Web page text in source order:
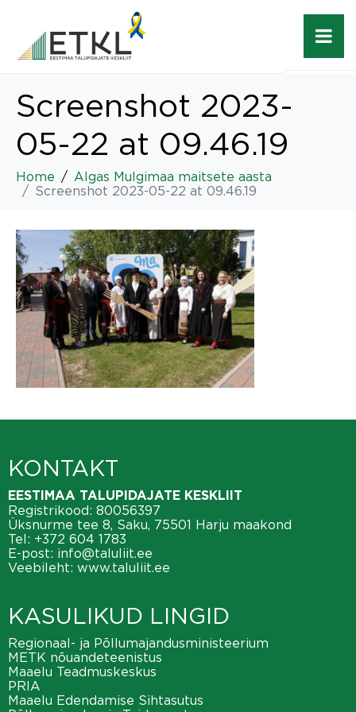
Screenshot 2023-
05-22 at 09.46.19
Home
Algas Mulgimaa maitsete aasta
Screenshot 2023-05-22 at 09.46.19
KONTAKT
EESTIMAA TALUPIDAJATE KESKLIIT
Registrikood: 80056397
Üksnurme tee 8, Saku, 75501 Harju maakond
Tel: +372 604 1783
E-post: info@taluliit.ee
Veebileht: www.taluliit.ee
KASULIKUD LINGID
Regionaal- ja Põllumajandusministeerium
METK nõuandeteenistus
Maaelu Teadmuskeskus
PRIA
Maaelu Edendamise Sihtasutus